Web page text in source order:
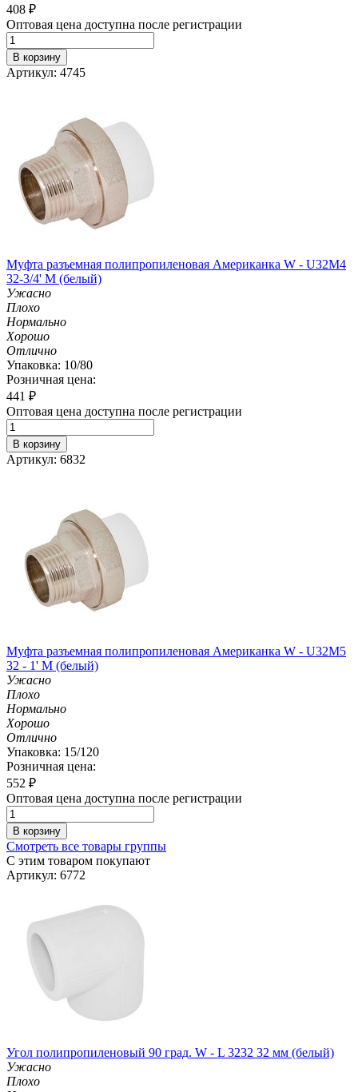
408 ₽
Оптовая цена доступна после регистрации
В корзину
Артикул: 4745
Муфта разъемная полипропиленовая Американка W - U32M4
32-3/4' M (белый)
Ужасно
Плохо
Нормально
Хорошо
Отлично
Упаковка: 10/80
Розничная цена:
441 ₽
Оптовая цена доступна после регистрации
В корзину
Артикул: 6832
Муфта разъемная полипропиленовая Американка W - U32M5
32 - 1' M (белый)
Ужасно
Плохо
Нормально
Хорошо
Отлично
Упаковка: 15/120
Розничная цена:
552 ₽
Оптовая цена доступна после регистрации
В корзину
Смотреть все товары группы
С этим товаром покупают
Артикул: 6772
Угол полипропиленовый 90 град. W - L 3232 32 мм (белый)
Ужасно
Плохо